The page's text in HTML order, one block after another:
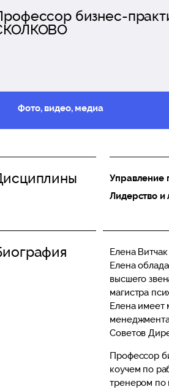
бизнес-
Фото, видео, медиа
Управление
Лидерство и
Елена
Елена
высшего
магистра
Елена имеет
менеджмента
Советов
Профессор
коучем по
тренером по